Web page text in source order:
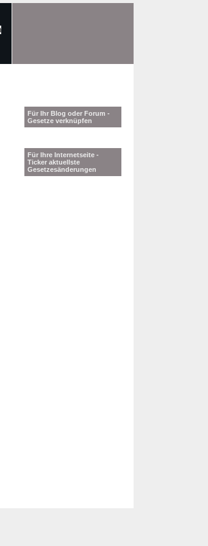
Für Ihr Blog oder Forum -
Gesetze verknüpfen
Für Ihre Internetseite -
Ticker aktuellste
Gesetzesänderungen